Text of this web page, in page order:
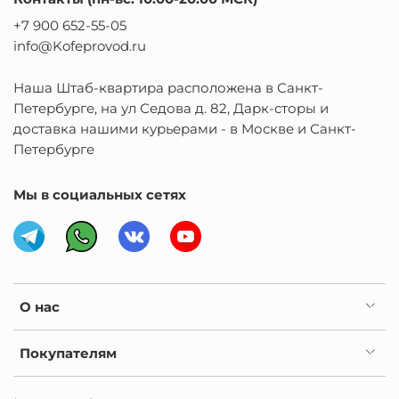
О нас
Покупателям
+7 900 652-55-05
info@Kofeprovod.ru
Наша Штаб-квартира расположена в Санкт-
Петербурге, на ул Седова д. 82, Дарк-сторы и
доставка нашими курьерами - в Москве и Санкт-
Петербурге
Мы в социальных сетях